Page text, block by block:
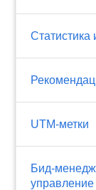
Статистика
UTM-метки
Бид-
управление